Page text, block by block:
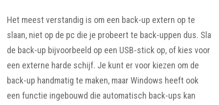
Het meest verstandig is om een back-up extern op te
slaan, niet op de pc die je probeert te back-uppen dus. Sla
de back-up bijvoorbeeld op een USB-stick op, of kies voor
een externe harde schijf. Je kunt er voor kiezen om de
back-up handmatig te maken, maar Windows heeft ook
een functie ingebouwd die automatisch back-ups kan